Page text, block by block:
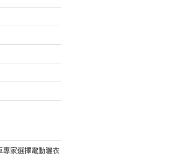
家選擇電動曬衣